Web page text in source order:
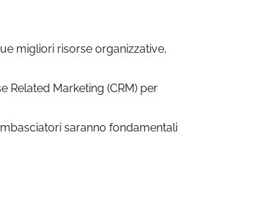
migliori risorse organizzative,
Related Marketing (CRM) per
saranno fondamentali